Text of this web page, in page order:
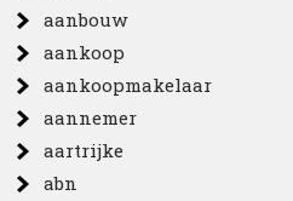
aanbouw
aankoop
aankoopmakelaar
aannemer
aartrijke
abn